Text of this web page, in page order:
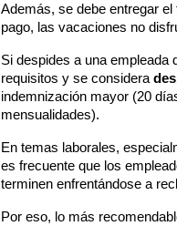
Además, se debe entregar
pago, las vacaciones no
Si despides a una empleada
requisitos y se considera
indemnización mayor (20
mensualidades).
En temas laborales,
es frecuente que los
terminen enfrentándose a
Por eso, lo más